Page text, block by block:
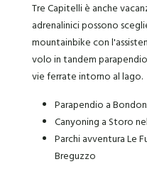
Tre Capitelli è anche
adrenalinici possono
mountainbike con
volo in tandem
vie ferrate intorno al lago.
Parapendio a
Canyoning a Storo
Parchi avventura Le
Breguzzo